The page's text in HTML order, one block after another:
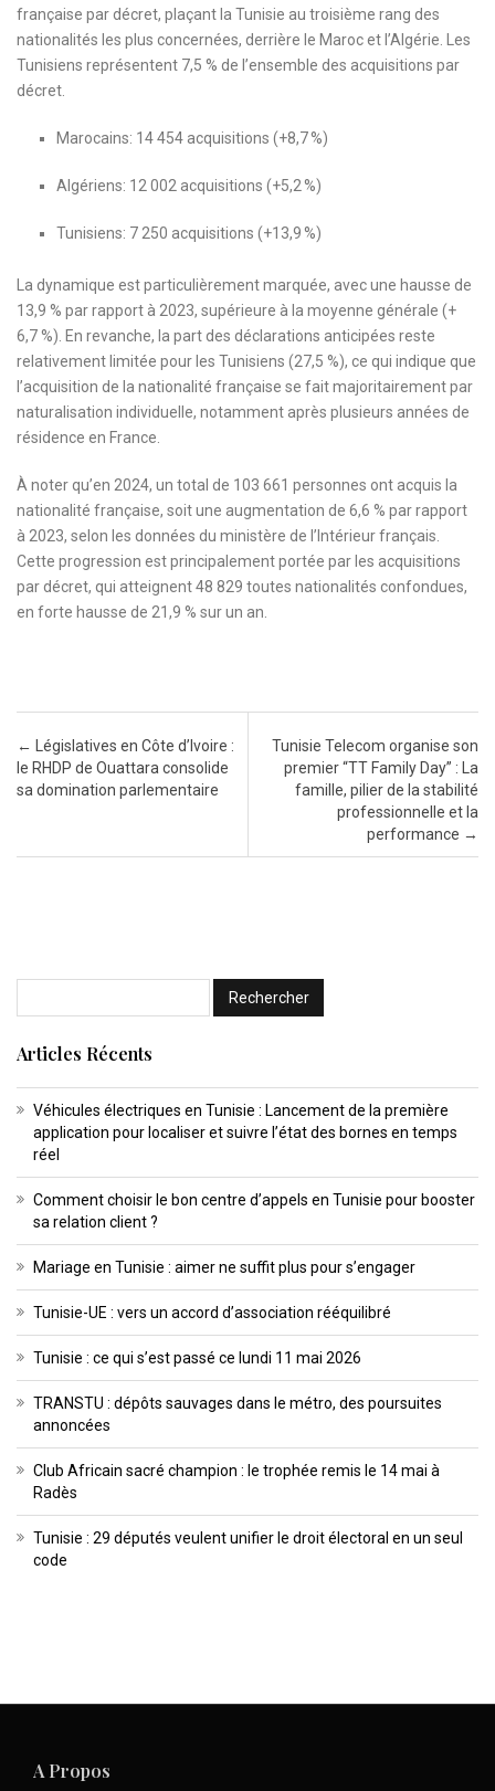
française par décret, plaçant la Tunisie au troisième rang des
nationalités les plus concernées, derrière le Maroc et l’Algérie. Les
Tunisiens représentent 7,5 % de l’ensemble des acquisitions par
décret.
Marocains: 14 454 acquisitions (+8,7 %)
Algériens: 12 002 acquisitions (+5,2 %)
Tunisiens: 7 250 acquisitions (+13,9 %)
La dynamique est particulièrement marquée, avec une hausse de
13,9 % par rapport à 2023, supérieure à la moyenne générale (+
6,7 %). En revanche, la part des déclarations anticipées reste
relativement limitée pour les Tunisiens (27,5 %), ce qui indique que
l’acquisition de la nationalité française se fait majoritairement par
naturalisation individuelle, notamment après plusieurs années de
résidence en France.
À noter qu’en 2024, un total de 103 661 personnes ont acquis la
nationalité française, soit une augmentation de 6,6 % par rapport
à 2023, selon les données du ministère de l’Intérieur français.
Cette progression est principalement portée par les acquisitions
par décret, qui atteignent 48 829 toutes nationalités confondues,
en forte hausse de 21,9 % sur un an.
Post navigation
← Législatives en Côte d’Ivoire :
le RHDP de Ouattara consolide
sa domination parlementaire
Tunisie Telecom organise son
premier “TT Family Day” : La
famille, pilier de la stabilité
professionnelle et la
performance →
Articles Récents
Véhicules électriques en Tunisie : Lancement de la première
application pour localiser et suivre l’état des bornes en temps
réel
Comment choisir le bon centre d’appels en Tunisie pour booster
sa relation client ?
Mariage en Tunisie : aimer ne suffit plus pour s’engager
Tunisie-UE : vers un accord d’association rééquilibré
Tunisie : ce qui s’est passé ce lundi 11 mai 2026
TRANSTU : dépôts sauvages dans le métro, des poursuites
annoncées
Club Africain sacré champion : le trophée remis le 14 mai à
Radès
Tunisie : 29 députés veulent unifier le droit électoral en un seul
code
A Propos